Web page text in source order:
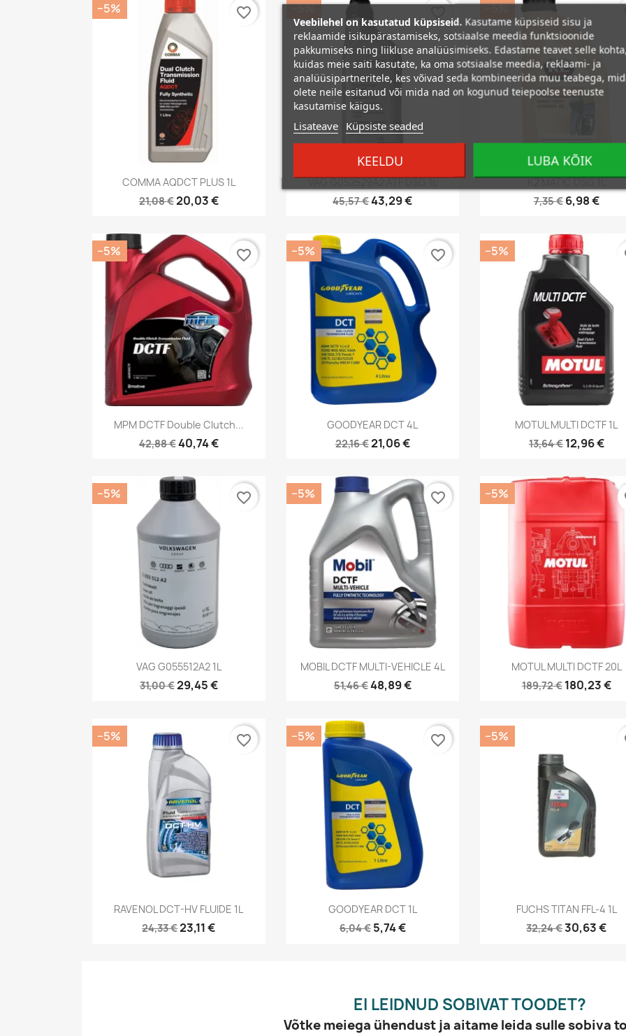
 Kiirvaade
COMMA AQDCT PLUS 1L
21,08 €20,03 €
−5% favorite_border
Kiirvaade
VAG G052529A2 ATF DSG 1L
45,57 €43,29 €
−5%
Kiirvaade
K2 MATIC DSG 1L
7,35 € 6,98 €
−5%
Kiirvaade
MPM DCTF Double Clutch...
42,88 €40,74 €
−5% favorite_border
Kiirvaade
GOODYEAR DCT 4L
22,16 €21,06 €
−5% favorite_border
 Kiirvaade
MOTUL MULTI DCTF 1L
13,64 € 12,96 €
−5%
Kiirvaade
VAG G055512A2 1L
31,00 €29,45 €
−5% favorite_border
Kiirvaade
MOBIL DCTF MULTI-VEHICLE 4L
51,46 €48,89 €
−5% favorite_border
Kiirvaade
MOTUL MULTI DCTF 20L
189,72 € 180,23 €
−5%
Kiirvaade
RAVENOL DCT-HV FLUIDE 1L
24,33 €23,11 €
−5% favorite_border
Kiirvaade
GOODYEAR DCT 1L
6,04 € 5,74 €
−5% favorite_border
Kiirvaade
FUCHS TITAN FFL-4 1L
32,24 €30,63 €
−5%
EI LEIDNUD SOBIVAT TOODET?
Võtke meiega ühendust ja aitame leida sulle sobiva
Veebilehel on kasutatud küpsiseid. Kasutame küpsiseid sisu ja
reklaamide isikupärastamiseks, sotsiaalse meedia funktsioonide
pakkumiseks ning liikluse analüüsimiseks. Edastame teavet selle
kuidas meie saiti kasutate, ka oma sotsiaalse meedia, reklaami- ja
analüüsipartneritele, kes võivad seda kombineerida muu teabega,
olete neile esitanud või mida nad on kogunud teiepoolse teenuste
kasutamise käigus.
Lisateave Küpsiste seaded
KEELDU LUBA KÕIK